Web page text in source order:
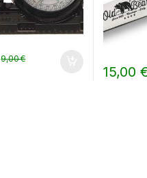
9,00€
15,00